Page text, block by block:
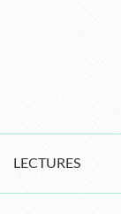
LECTURES